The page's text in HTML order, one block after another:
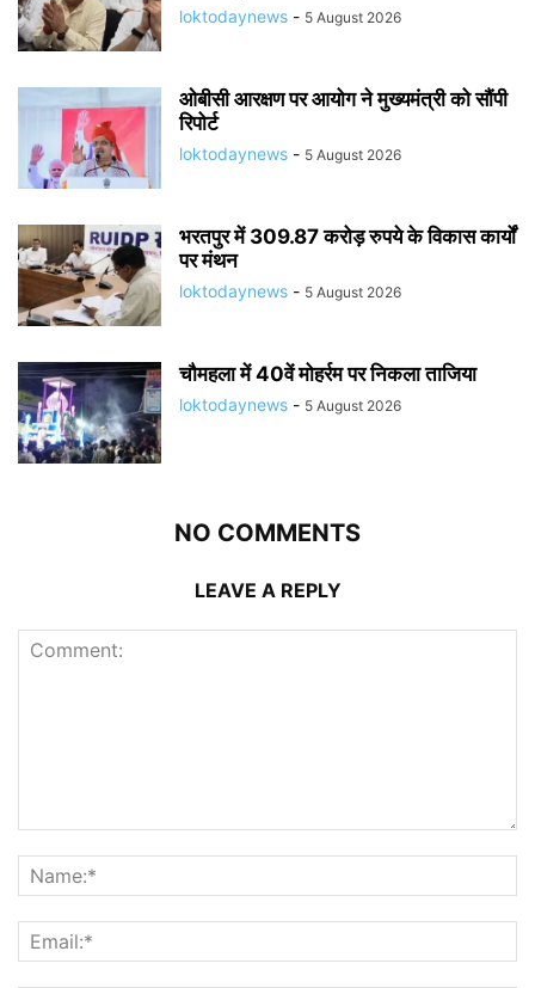
loktodaynews - 5 August 2026
ओबीसी आरक्षण पर आयोग ने मुख्यमंत्री को सौंपी
रिपोर्ट
loktodaynews - 5 August 2026
भरतपुर में 309.87 करोड़ रुपये के विकास कार्यों
पर मंथन
loktodaynews - 5 August 2026
चौमहला में 40वें मोहर्रम पर निकला ताजिया
loktodaynews - 5 August 2026
NO COMMENTS
LEAVE A REPLY